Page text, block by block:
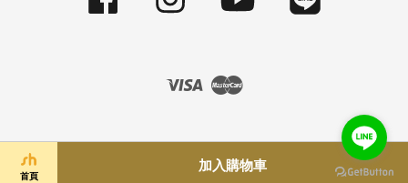
首頁
加入購物車
Visa Master